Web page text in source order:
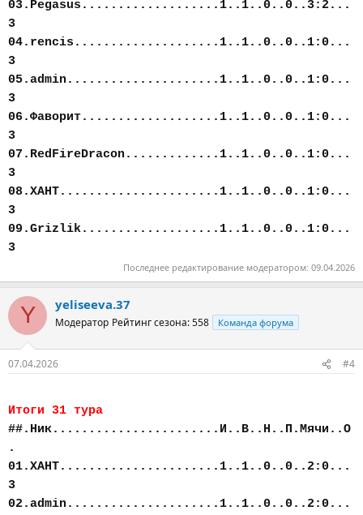
03.Pegasus...................1..1..0..0..3:2...
3
04.rencis....................1..1..0..0..1:0...
3
05.admin.....................1..1..0..0..1:0...
3
06.Фаворит...................1..1..0..0..1:0...
3
07.RedFireDracon.............1..1..0..0..1:0...
3
08.ХАНТ......................1..1..0..0..1:0...
3
09.Grizlik...................1..1..0..0..1:0...
3
Последнее редактирование модератором: 09.04.2026
Y yeliseeva.37
Модератор Рейтинг сезона: 558 Команда форума
07.04.2026 #4
Итоги 31 тура
##.Ник.......................И..В..Н..П.Мячи..О
.
01.ХАНТ......................1..1..0..0..2:0...
3
02.admin.....................1..1..0..0..2:0...